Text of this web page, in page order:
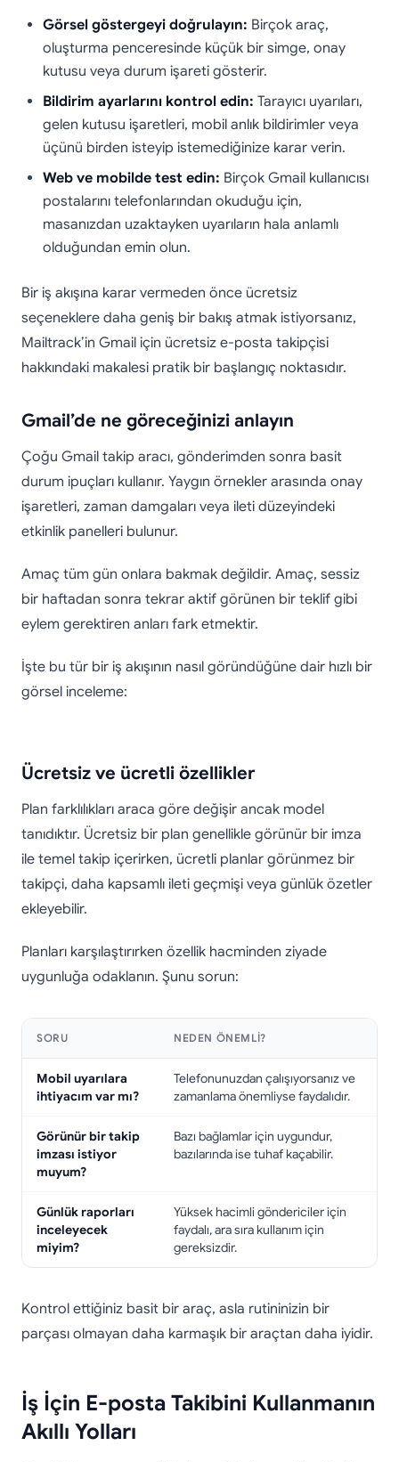
Görsel göstergeyi doğrulayın: Birçok araç,
oluşturma penceresinde küçük bir simge, onay
kutusu veya durum işareti gösterir.
Bildirim ayarlarını kontrol edin: Tarayıcı uyarıları,
gelen kutusu işaretleri, mobil anlık bildirimler veya
üçünü birden isteyip istemediğinize karar verin.
Web ve mobilde test edin: Birçok Gmail kullanıcısı
postalarını telefonlarından okuduğu için,
masanızdan uzaktayken uyarıların hala anlamlı
olduğundan emin olun.
Bir iş akışına karar vermeden önce ücretsiz
seçeneklere daha geniş bir bakış atmak istiyorsanız,
Mailtrack’in Gmail için ücretsiz e-posta takipçisi
hakkındaki makalesi pratik bir başlangıç noktasıdır.
Gmail’de ne göreceğinizi anlayın
Çoğu Gmail takip aracı, gönderimden sonra basit
durum ipuçları kullanır. Yaygın örnekler arasında onay
işaretleri, zaman damgaları veya ileti düzeyindeki
etkinlik panelleri bulunur.
Amaç tüm gün onlara bakmak değildir. Amaç, sessiz
bir haftadan sonra tekrar aktif görünen bir teklif gibi
eylem gerektiren anları fark etmektir.
İşte bu tür bir iş akışının nasıl göründüğüne dair hızlı bir
görsel inceleme:
Ücretsiz ve ücretli özellikler
Plan farklılıkları araca göre değişir ancak model
tanıdıktır. Ücretsiz bir plan genellikle görünür bir imza
ile temel takip içerirken, ücretli planlar görünmez bir
takipçi, daha kapsamlı ileti geçmişi veya günlük özetler
ekleyebilir.
Planları karşılaştırırken özellik hacminden ziyade
uygunluğa odaklanın. Şunu sorun:
SORU NEDEN ÖNEMLI?
Mobil uyarılara
ihtiyacım var mı?
Telefonunuzdan çalışıyorsanız ve
zamanlama önemliyse faydalıdır.
Görünür bir takip
imzası istiyor
muyum?
Bazı bağlamlar için uygundur,
bazılarında ise tuhaf kaçabilir.
Günlük raporları
inceleyecek
miyim?
Yüksek hacimli göndericiler için
faydalı, ara sıra kullanım için
gereksizdir.
Kontrol ettiğiniz basit bir araç, asla rutininizin bir
parçası olmayan daha karmaşık bir araçtan daha iyidir.
İş İçin E-posta Takibini Kullanmanın
Akıllı Yolları